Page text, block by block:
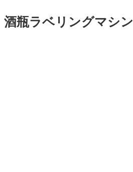
酒瓶ラベリングマシン